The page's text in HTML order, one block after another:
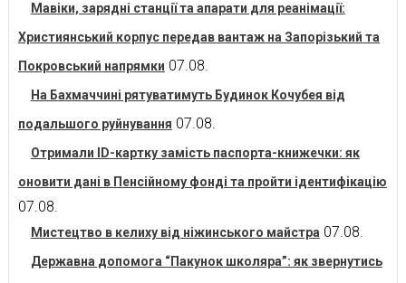
Мавіки, зарядні станції та апарати для реанімації:
Християнський корпус передав вантаж на Запорізький та
Покровський напрямки 07.08.
На Бахмаччині рятуватимуть Будинок Кочубея від
подальшого руйнування 07.08.
Отримали ID-картку замість паспорта-книжечки: як
оновити дані в Пенсійному фонді та пройти ідентифікацію
07.08.
Мистецтво в келиху від ніжинського майстра 07.08.
Державна допомога “Пакунок школяра”: як звернутись